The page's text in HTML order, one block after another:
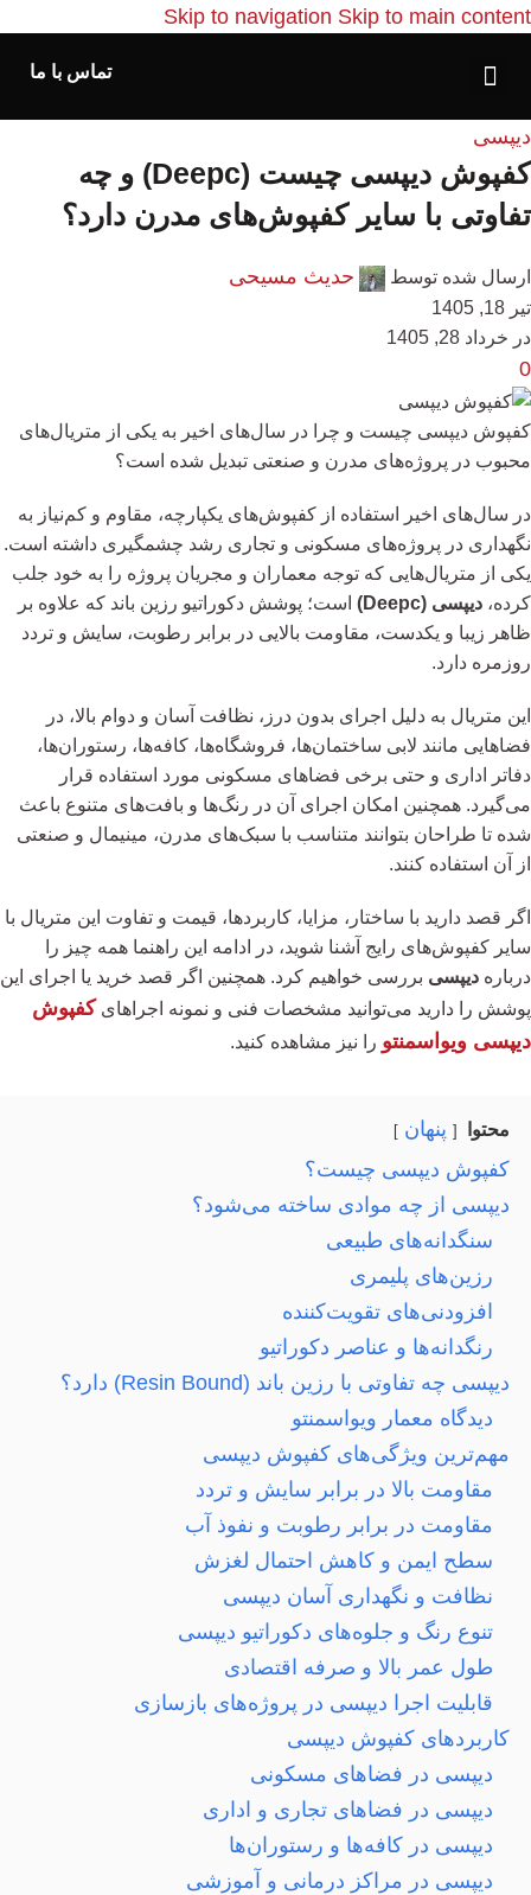
Skip to navigation Skip to main content
تماس با ما
دیپسی
کفپوش دیپسی چیست (Deepc) و چه
تفاوتی با سایر کفپوش‌های مدرن دارد؟
ارسال شده توسط حدیث مسیحی
تیر 18, 1405
در خرداد 28, 1405
0
کفپوش دیپسی چیست و چرا در سال‌های اخیر به یکی از متریال‌های
محبوب در پروژه‌های مدرن و صنعتی تبدیل شده است؟
در سال‌های اخیر استفاده از کفپوش‌های یکپارچه، مقاوم و کم‌نیاز به
نگهداری در پروژه‌های مسکونی و تجاری رشد چشمگیری داشته است.
یکی از متریال‌هایی که توجه معماران و مجریان پروژه را به خود جلب
کرده، دیپسی (Deepc)
است؛ پوشش دکوراتیو رزین باند که علاوه بر
ظاهر زیبا و یکدست، مقاومت بالایی در برابر رطوبت، سایش و تردد
روزمره دارد.
این متریال به دلیل اجرای بدون درز، نظافت آسان و دوام بالا، در
فضاهایی مانند لابی ساختمان‌ها، فروشگاه‌ها، کافه‌ها، رستوران‌ها،
دفاتر اداری و حتی برخی فضاهای مسکونی مورد استفاده قرار
می‌گیرد. همچنین امکان اجرای آن در رنگ‌ها و بافت‌های متنوع باعث
شده تا طراحان بتوانند متناسب با سبک‌های مدرن، مینیمال و صنعتی
از آن استفاده کنند.
اگر قصد دارید با ساختار، مزایا، کاربردها، قیمت و تفاوت این متریال با
سایر کفپوش‌های رایج آشنا شوید، در ادامه این راهنما همه چیز را
درباره دیپسی بررسی خواهیم کرد. همچنین اگر قصد خرید یا اجرای این
پوشش را دارید می‌توانید مشخصات فنی و نمونه اجراهای کفپوش
دیپسی ویواسمنتو را نیز مشاهده کنید.
محتوا
پنهان
کفپوش دیپسی چیست؟
دیپسی از چه موادی ساخته می‌شود؟
سنگدانه‌های طبیعی
رزین‌های پلیمری
افزودنی‌های تقویت‌کننده
رنگدانه‌ها و عناصر دکوراتیو
دیپسی چه تفاوتی با رزین باند (Resin Bound) دارد؟
دیدگاه معمار ویواسمنتو
مهم‌ترین ویژگی‌های کفپوش دیپسی
مقاومت بالا در برابر سایش و تردد
مقاومت در برابر رطوبت و نفوذ آب
سطح ایمن و کاهش احتمال لغزش
نظافت و نگهداری آسان دیپسی
تنوع رنگ و جلوه‌های دکوراتیو دیپسی
طول عمر بالا و صرفه اقتصادی
قابلیت اجرا دیپسی در پروژه‌های بازسازی
کاربردهای کفپوش دیپسی
دیپسی در فضاهای مسکونی
دیپسی در فضاهای تجاری و اداری
دیپسی در کافه‌ها و رستوران‌ها
دیپسی در مراکز درمانی و آموزشی